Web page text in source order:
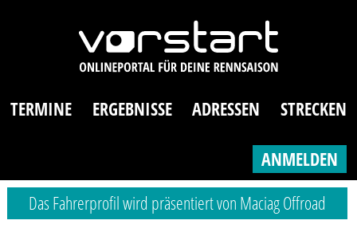
TERMINE ERGEBNISSE ADRESSEN STRECKEN
ANMELDEN
Das Fahrerprofil wird präsentiert von Maciag Offroad